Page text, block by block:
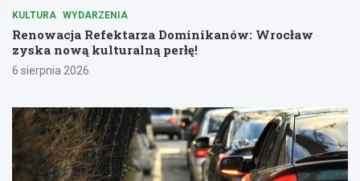
KULTURA WYDARZENIA
Renowacja Refektarza Dominikanów: Wrocław
zyska nową kulturalną perłę!
6 sierpnia 2026